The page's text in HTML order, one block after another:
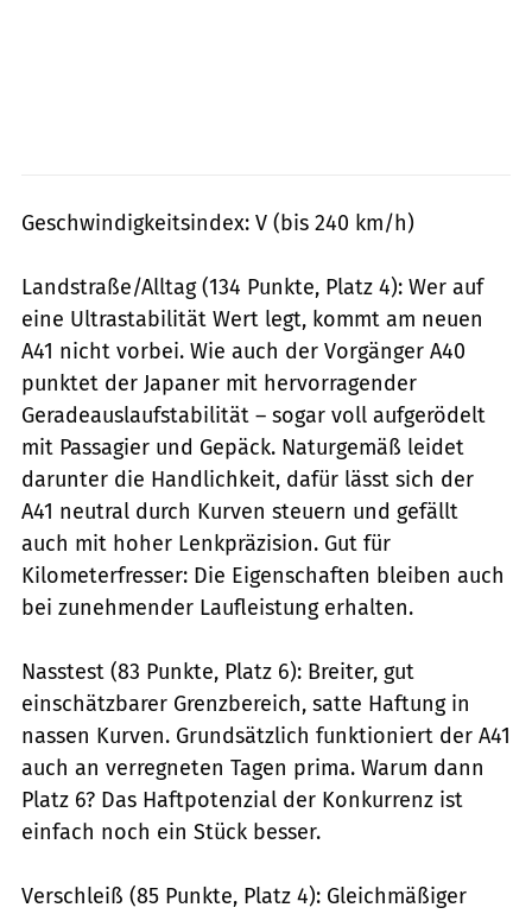
Geschwindigkeitsindex: V (bis 240 km/h)
Landstraße/Alltag (134 Punkte, Platz 4): Wer auf
eine Ultrastabilität Wert legt, kommt am neuen
A41 nicht vorbei. Wie auch der Vorgänger A40
punktet der Japaner mit hervor­ragender
Geradeauslaufstabilität – sogar voll aufgerödelt
mit Passagier und Gepäck. Naturgemäß leidet
darunter die Handlichkeit, dafür lässt sich der
A41 neutral durch Kurven steuern und gefällt
auch mit hoher Lenkpräzision. Gut für
Kilometerfresser: Die Eigenschaften bleiben auch
bei zunehmender Laufleistung erhalten.
Nasstest (83 Punkte, Platz 6): Breiter, gut
einschätzbarer Grenzbereich, satte Haftung in
nassen Kurven. Grundsätzlich funktioniert der A41
auch an verregneten Tagen prima. Warum dann
Platz 6? Das Haftpotenzial der Konkurrenz ist
einfach noch ein Stück besser.
Verschleiß (85 Punkte, Platz 4): Gleichmäßiger